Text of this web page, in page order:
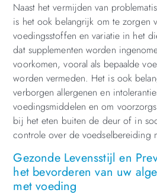
Naast het vermijden van
is het ook belangrijk om te zorgen
voedingsstoffen en variatie in het
dat supplementen worden
voorkomen, vooral als bepaalde
worden vermeden. Het is ook
verborgen allergenen en
voedingsmiddelen en om
bij het eten buiten de deur of in
controle over de voedselbereiding
Gezonde Levensstijl en
het bevorderen van uw
met voeding